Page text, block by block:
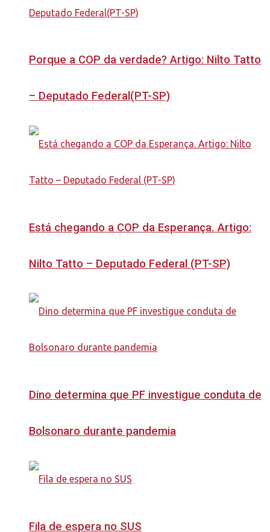
Porque a COP da verdade? Artigo: Nilto Tatto
– Deputado Federal(PT-SP)
Está chegando a COP da Esperança. Artigo:
Nilto Tatto – Deputado Federal (PT-SP)
Dino determina que PF investigue conduta de
Bolsonaro durante pandemia
Fila de espera no SUS